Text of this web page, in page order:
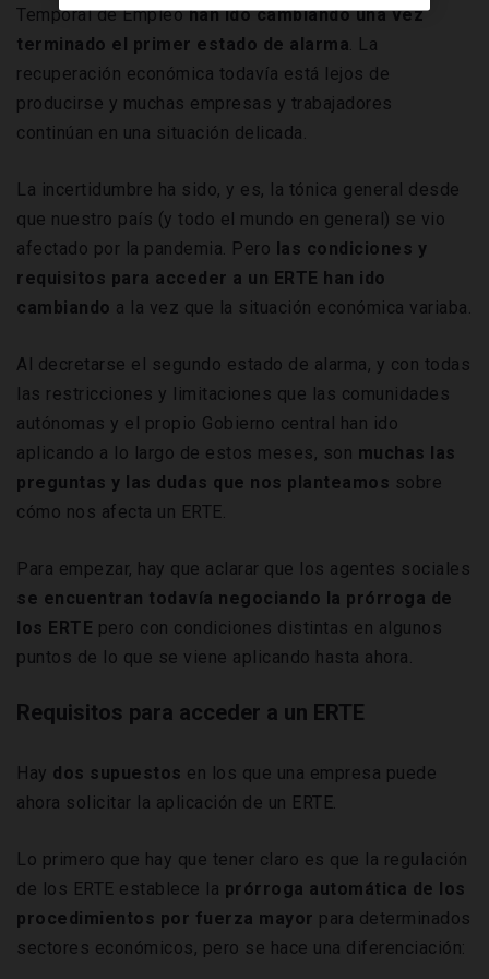
Temporal de Empleohan ido cambiando una vez
terminado el primer estado de alarma. La
recuperación económica todavía está lejos de
producirse y muchas empresas y trabajadores
continúan en una situación delicada.
La incertidumbre ha sido, y es, la tónica general desde
que nuestro país (y todo el mundo en general) se vio
afectado por la pandemia. Pero las condiciones y
requisitos para acceder a un ERTE han ido
cambiando a la vez que la situación económica variaba.
Al decretarse el segundo estado de alarma, y con todas
las restricciones y limitaciones que las comunidades
autónomas y el propio Gobierno central han ido
aplicando a lo largo de estos meses, son muchas las
preguntas y las dudas que nos planteamos sobre
cómo nos afecta un ERTE.
Para empezar, hay que aclarar que los agentes sociales
se encuentran todavía negociando la prórroga de
los ERTE pero con condiciones distintas en algunos
puntos de lo que se viene aplicando hasta ahora.
Requisitos para acceder a un ERTE
Hay dos supuestos en los que una empresa puede
ahora solicitar la aplicación de un ERTE.
Lo primero que hay que tener claro es que la regulación
de los ERTE establece la prórroga automática de los
procedimientos por fuerza mayor para determinados
sectores económicos, pero se hace una diferenciación: